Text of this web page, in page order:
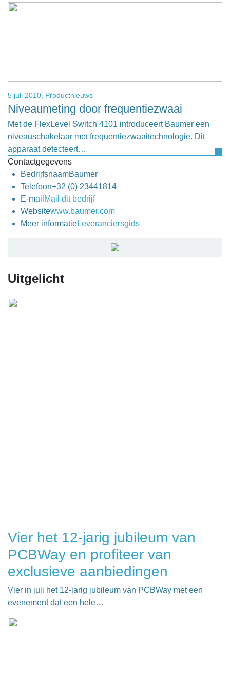
5 juli 2010, Productnieuws
Niveaumeting door frequentiezwaai
Met de FlexLevel Switch 4101 introduceert Baumer een
niveauschakelaar met frequentiezwaaitechnologie. Dit
apparaat detecteert…
Contactgegevens
BedrijfsnaamBaumer
Telefoon+32 (0) 23441814
E-mail Mail dit bedrijf
Websitewww.baumer.com
Meer informatieLeveranciersgids
Uitgelicht
Vier het 12-jarig jubileum van
PCBWay en profiteer van
exclusieve aanbiedingen
Vier in juli het 12-jarig jubileum van PCBWay met een
evenement dat een hele…